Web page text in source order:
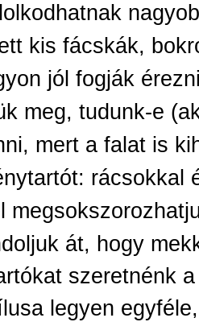
kis fácskák,
jól fogják
meg, tudunk-e
mert a falat is
rácsokkal
át, hogy
szeretnénk
legyen